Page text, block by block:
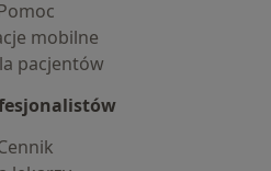
mobilne
pacjentów